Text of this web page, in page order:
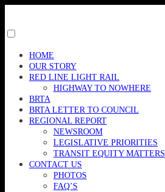
content
menu
visibility.
HOME
OUR STORY
RED LINE LIGHT RAIL
HIGHWAY TO NOWHERE
BRTA
BRTA LETTER TO COUNCIL
REGIONAL REPORT
NEWSROOM
LEGISLATIVE PRIORITIES
TRANSIT EQUITY MATTERS
CONTACT US
PHOTOS
FAQ’S